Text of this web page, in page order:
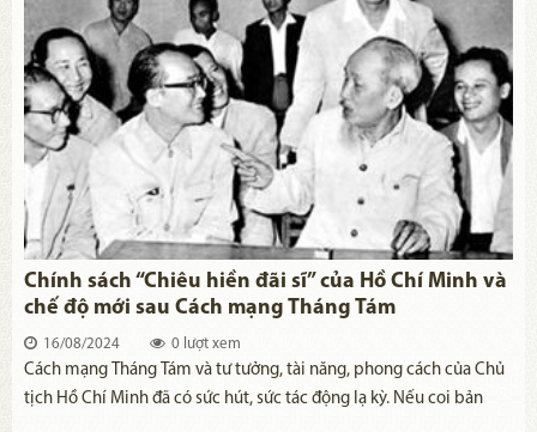
phải có kế hoạch thật tốt để phát triển kinh tế và văn hóa, nhằm
không ngừng nâng cao đời sống của nhân dân”(2). Những chỉ dẫn
của Người là định hướng quan trọng để phát triển kinh tế, không
ngừng nâng cao đời sống vật chất và tinh thần của nhân dân.
Chính sách “Chiêu hiền đãi sĩ” của Hồ Chí Minh và
chế độ mới sau Cách mạng Tháng Tám
16/08/2024 0 lượt xem
Cách mạng Tháng Tám và tư tưởng, tài năng, phong cách của Chủ
tịch Hồ Chí Minh đã có sức hút, sức tác động lạ kỳ. Nếu coi bản